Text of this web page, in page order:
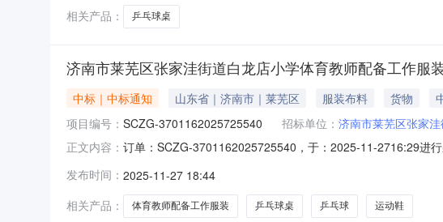
相关产品：
乒乓球桌
济南市莱芜区张家洼街道白龙店小学体育教师配备工作服
中标｜中标通知 山东省｜济南市｜莱芜区 服装布料 货物
项目编号： SCZG-3701162025725540 招标单位： 济南市莱芜区张家
正文内容： 订单：SCZG-3701162025725540，于：2025-11-2716:29进
大写(人民币)：壹万玖仟陆佰伍拾元整四、主要标的信息序号
发布时间： 2025-11-27 18:44
相关产品：
体育教师配备工作服装 乒乓球桌 乒乓球 运动鞋